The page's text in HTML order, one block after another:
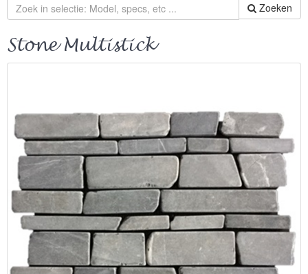
Zoeken
Stone Multistick